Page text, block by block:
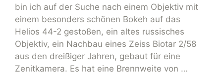
bin ich auf der Suche nach einem Objektiv mit
einem besonders schönen Bokeh auf das
Helios 44-2 gestoßen, ein altes russisches
Objektiv, ein Nachbau eines Zeiss Biotar 2/58
aus den dreißiger Jahren, gebaut für eine
Zenitkamera. Es hat eine Brennweite von …